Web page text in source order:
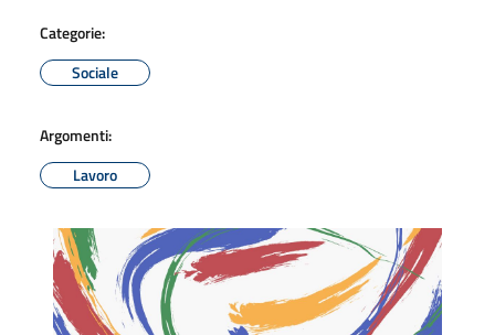
Categorie:
Sociale
Argomenti:
Lavoro